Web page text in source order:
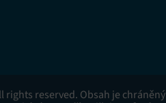
rights reserved. Obsah je chráněný